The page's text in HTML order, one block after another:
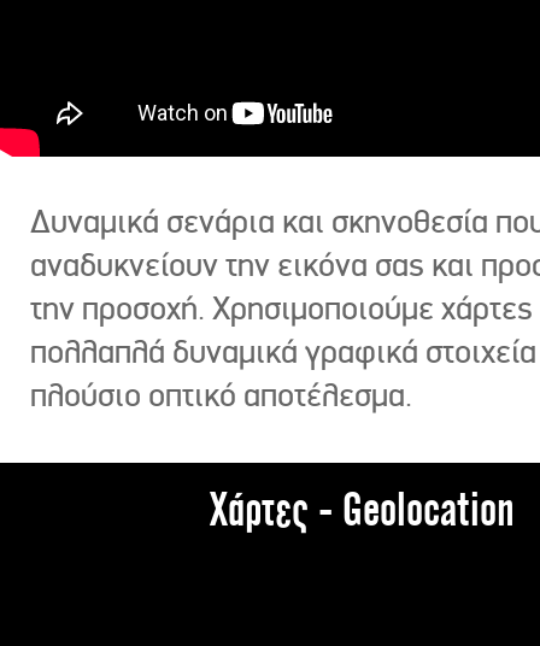
Δυναμικά σενάρια και σκηνοθεσία
αναδυκνείουν την εικόνα σας και
την προσοχή. Χρησιμοποιούμε χάρτες
πολλαπλά δυναμικά γραφικά στοιχεία
πλούσιο οπτικό αποτέλεσμα.
Χάρτες - Geolocation